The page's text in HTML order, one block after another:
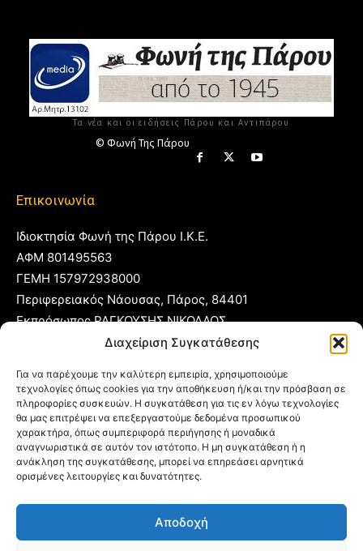
Διαχείριση Συγκατάθεσης
Για να παρέχουμε την καλύτερη εμπειρία, χρησιμοποιούμε
τεχνολογίες όπως cookies για την αποθήκευση ή/και την πρόσβαση σε
πληροφορίες συσκευών. Η συγκατάθεση για τις εν λόγω τεχνολογίες
θα μας επιτρέψει να επεξεργαστούμε δεδομένα προσωπικού
χαρακτήρα, όπως συμπεριφορά περιήγησης ή μοναδικά
αναγνωριστικά σε αυτόν τον ιστότοπο. Η μη συγκατάθεση ή η
ανάκληση της συγκατάθεσης, μπορεί να επηρεάσει αρνητικά
ορισμένες λειτουργίες και δυνατότητες.
Αποδοχή
Τα νέα και οι ειδήσεις Πάρου και Αντιπάρου
© Φωνή Της Πάρου
Επικοινωνία
Ιδιοκτησία Φωνή της Πάρου Ι.Κ.Ε.
ΑΦΜ 801495563
ΓΕΜΗ 157972938000
Περιφερειακός Νάουσας, Πάρος, 84401
Εκπρόσωπος ΡΑΓΚΟΥΣΗΣ ΝΙΚΟΛΑΟΣ
Κ:6977 248885
E:foni@typoparos.gr(για αγγελίες:sales@typoparos.gr)
Πολιτική απορρήτου & Cookies